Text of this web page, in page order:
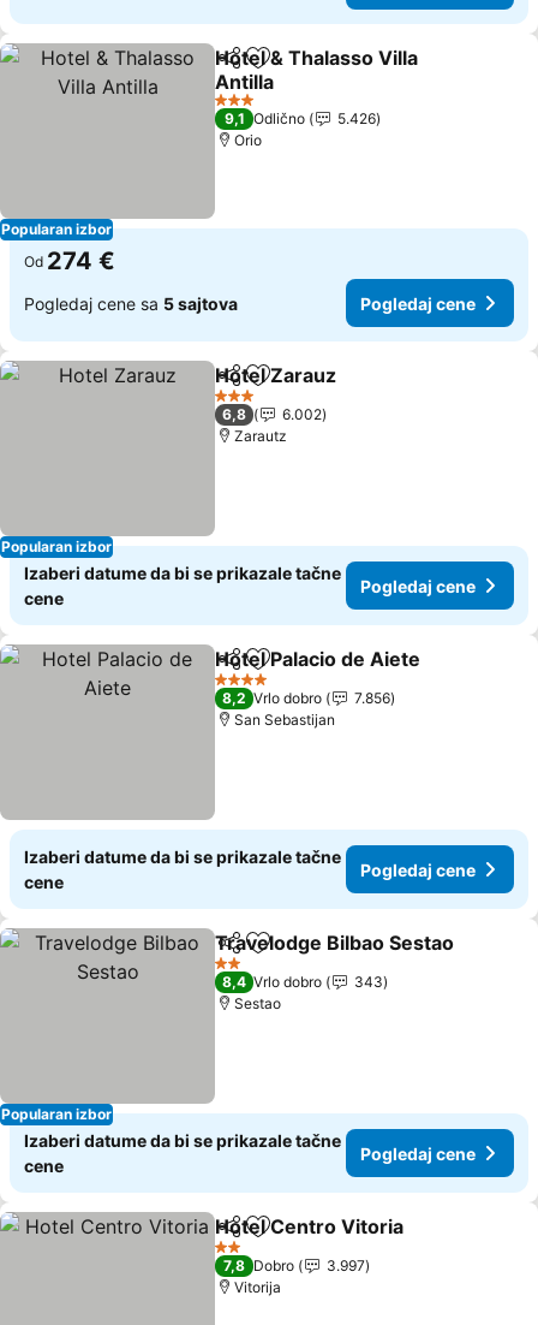
Popularan izbor
Deli Dodati u favorite
Hotel & Thalasso Villa
Antilla
Pogledaj cene
3 Zvezdice
9,1 Odlično
5.426
Orio
Od 274 €
Pogledaj cene sa 5 sajtova Pogledaj cene
Popularan izbor
Deli Dodati u favorite
Hotel Zarauz
3 Zvezdice
6,8
6.002
Zarautz
Izaberi datume da bi se prikazale tačne
cene
Pogledaj cene
Deli Dodati u favorite
Hotel Palacio de Aiete
4 Zvezdice
8,2 Vrlo dobro
7.856
San Sebastijan
Izaberi datume da bi se prikazale tačne
cene
Pogledaj cene
Popularan izbor
Deli Dodati u favorite
Travelodge Bilbao Sestao
2 Zvezdice
8,4 Vrlo dobro
343
Sestao
Izaberi datume da bi se prikazale tačne
cene
Pogledaj cene
Deli Dodati u favorite
Hotel Centro Vitoria
2 Zvezdice
7,8 Dobro
3.997
Vitorija